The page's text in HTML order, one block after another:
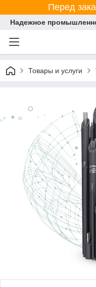
Перед
Надежное
Товары и услуги